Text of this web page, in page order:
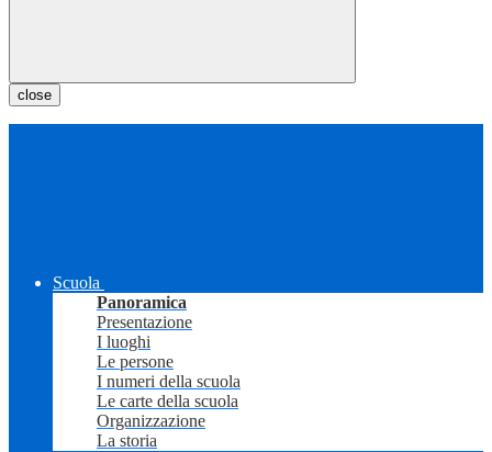
close
Scuola
Panoramica
Presentazione
I luoghi
Le persone
I numeri della scuola
Le carte della scuola
Organizzazione
La storia